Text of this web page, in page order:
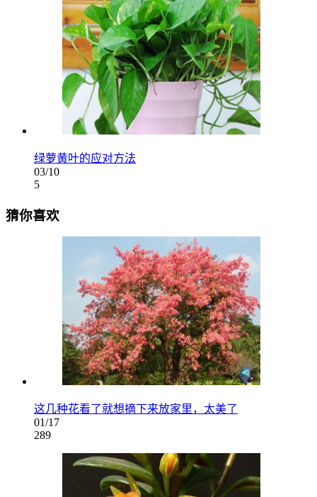
绿萝黄叶的应对方法
03/10
5
猜你喜欢
这几种花看了就想摘下来放家里，太美了
01/17
289